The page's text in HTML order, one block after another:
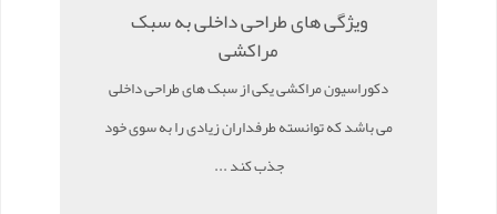
ویژگی های طراحی داخلی به سبک
مراکشی
دکوراسیون مراکشی یکی از سبک های طراحی داخلی
می باشد که توانسته طرفداران زیادی را به سوی خود
جذب کند ...